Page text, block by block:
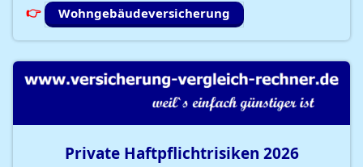
Wohngebäudeversicherung
Private Haftpflichtrisiken 2026